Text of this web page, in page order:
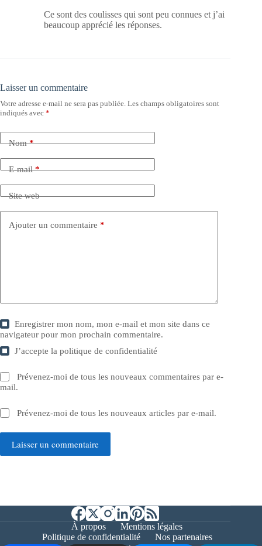
Ce sont des coulisses qui sont peu connues et j’ai
beaucoup apprécié les réponses.
Laisser un commentaire
Votre adresse e-mail ne sera pas publiée. Les champs obligatoires sont
indiqués avec *
Nom*
E-mail*
Site web
Ajouter un commentaire *
Enregistrer mon nom, mon e-mail et mon site dans ce
navigateur pour mon prochain commentaire.
J’accepte lapolitique de confidentialité
Prévenez-moi de tous les nouveaux commentaires par e-
mail.
Prévenez-moi de tous les nouveaux articles par e-mail.
Laisser un commentaire
À propos
Mentions légales
Politique de confidentialité
Nos partenaires